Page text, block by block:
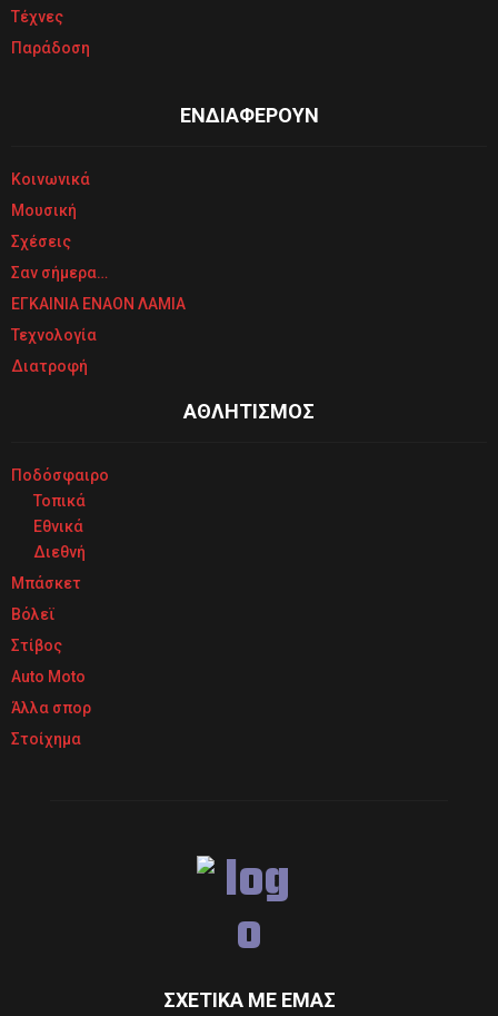
Τέχνες
Παράδοση
ΕΝΔΙΑΦΕΡΟΥΝ
Κοινωνικά
Μουσική
Σχέσεις
Σαν σήμερα…
ΕΓΚΑΙΝΙΑ ΕΝΑΟΝ ΛΑΜΙΑ
Τεχνολογία
Διατροφή
ΑΘΛΗΤΙΣΜΟΣ
Ποδόσφαιρο
Τοπικά
Εθνικά
Διεθνή
Μπάσκετ
Βόλεϊ
Στίβος
Auto Moto
Άλλα σπορ
Στοίχημα
ΣΧΕΤΙΚΆ ΜΕ ΕΜΆΣ